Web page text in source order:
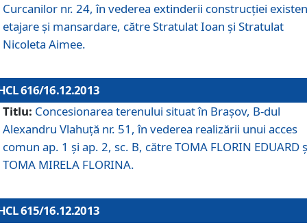
Curcanilor nr. 24, în vederea extinderii construcţiei
etajare şi mansardare, către Stratulat Ioan şi Stratulat
Nicoleta Aimee.
616/16.12.2013
Titlu: Concesionarea terenului situat în Braşov, B-dul
Alexandru Vlahuţă nr. 51, în vederea realizării unui acces
comun ap. 1 şi ap. 2, sc. B, către TOMA FLORIN EDUARD
TOMA MIRELA FLORINA.
615/16.12.2013